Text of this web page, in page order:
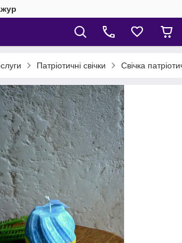
Патріотичні свічки Свічка